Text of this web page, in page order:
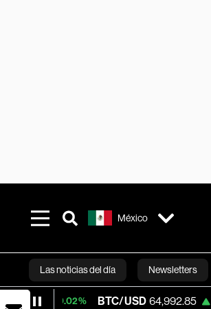
México
Las noticias del día Newsletters
BTC/USD 64,992.85 +0.09%